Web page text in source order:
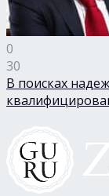
0
30
В поисках